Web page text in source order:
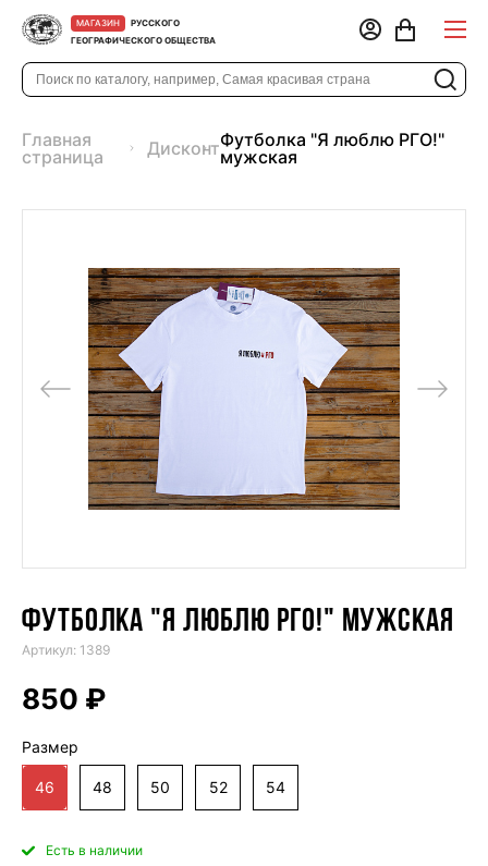
МАГАЗИН
РУССКОГО
ГЕОГРАФИЧЕСКОГО ОБЩЕСТВА
Главная
страница
ДисконтФутболка "Я люблю РГО!"
мужская
ФУТБОЛКА "Я ЛЮБЛЮ РГО!" МУЖСКАЯ
Артикул: 1389
850 ₽
Размер
46 48 50 52 54
Есть в наличии